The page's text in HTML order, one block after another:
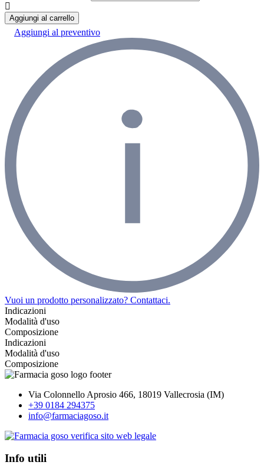
Aggiungi al carrello
Aggiungi al preventivo
Vuoi un prodotto personalizzato? Contattaci.
Indicazioni
Modalità d'uso
Composizione
Indicazioni
Modalità d'uso
Composizione
Via Colonnello Aprosio 466, 18019 Vallecrosia (IM)
+39 0184 294375
info@farmaciagoso.it
Info utili